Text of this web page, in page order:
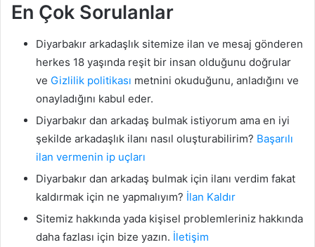
En Çok Sorulanlar
Diyarbakır arkadaşlık sitemize ilan ve mesaj gönderen
herkes 18 yaşında reşit bir insan olduğunu doğrular
ve Gizlilik politikası metnini okuduğunu, anladığını ve
onayladığını kabul eder.
Diyarbakır dan arkadaş bulmak istiyorum ama en iyi
şekilde arkadaşlık ilanı nasıl oluşturabilirim? Başarılı
ilan vermenin ip uçları
Diyarbakır dan arkadaş bulmak için ilanı verdim fakat
kaldırmak için ne yapmalıyım? İlan Kaldır
Sitemiz hakkında yada kişisel problemleriniz hakkında
daha fazlası için bize yazın. İletişim